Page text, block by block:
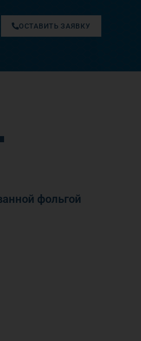
ОСТАВИТЬ ЗАЯВКУ
фольгой